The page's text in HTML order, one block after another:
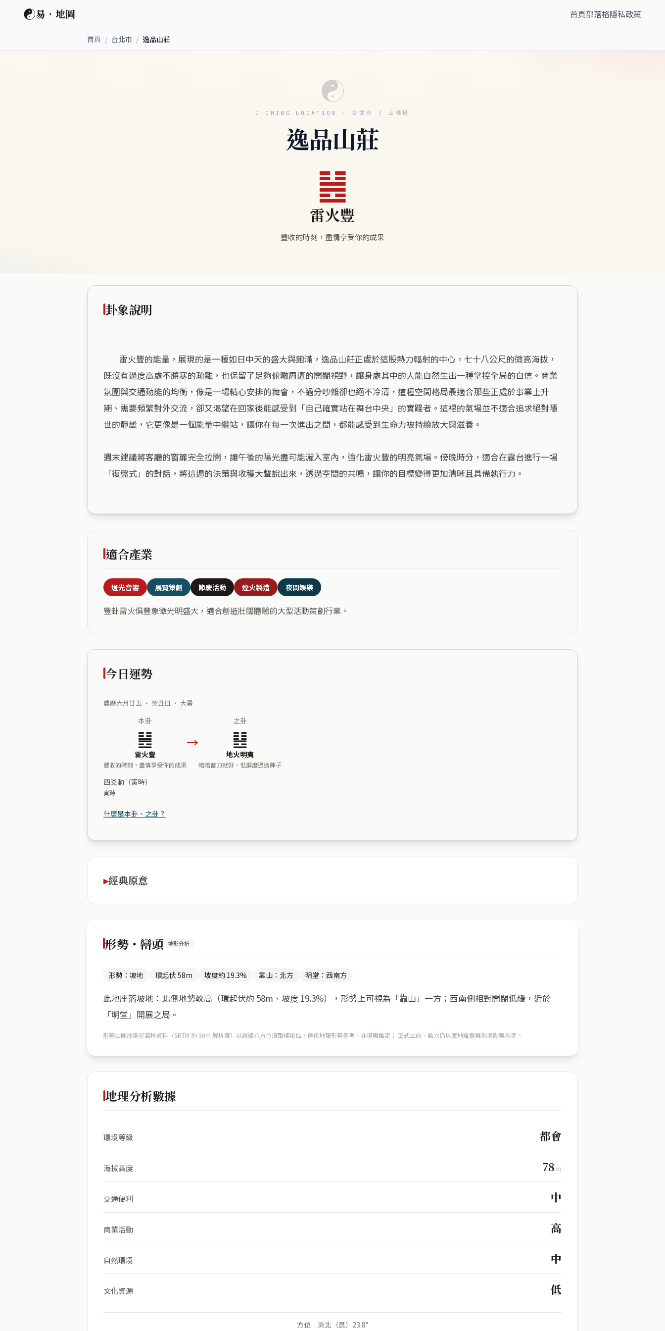
☯易．地圖 首頁部落格隱私政策
首頁 / 台北市 / 逸品山莊
☯
I-CHING LOCATION · 台北市 / 士林區
逸品山莊
䷶
雷火豐
豐收的時刻，盡情享受你的成果
卦象說明
既沒有過度高處不勝寒的疏離，也保留了足夠俯瞰周遭的開闊視野，讓身處其中的人能自然生出一種掌控全局的自信。商業
氛圍與交通動能的均衡，像是一場精心安排的舞會，不過分吵雜卻也絕不冷清，這種空間格局最適合那些正處於事業上升
期、需要頻繁對外交流，卻又渴望在回家後能感受到「自己確實站在舞台中央」的實踐者。這裡的氣場並不適合追求絕對隱
世的靜謐，它更像是一個能量中繼站，讓你在每一次進出之間，都能感受到生命力被持續放大與滋養。
週末建議將客廳的窗簾完全拉開，讓午後的陽光盡可能灑入室內，強化雷火豐的明亮氣場。傍晚時分，適合在露台進行一場
「復盤式」的對話，將這週的決策與收穫大聲說出來，透過空間的共鳴，讓你的目標變得更加清晰且具備執行力。
適合產業
燈光音響 展覽策劃 節慶活動 煙火製造 夜間娛樂
豐卦雷火俱豐象徵光明盛大，適合創造壯闊體驗的大型活動策劃行業。
今日運勢
農曆六月廿五 ・ 癸丑日 ・ 大暑
本卦
䷶
雷火豐
豐收的時刻，盡情享受你的成果
→
之卦
䷣
地火明夷
暗暗蓄力就好，低調度過這陣子
四爻動（寅時）
寅時
什麼是本卦、之卦？
經典原意
形勢・巒頭 地形分析
形勢：坡地 環起伏 58m 坡度約 19.3% 靠山：北方 明堂：西南方
此地座落坡地：北側地勢較高（環起伏約 58m、坡度 19.3%），形勢上可視為「靠山」一方；西南側相對開闊低緩，近於
「明堂」開展之局。
形勢由開放衛星高程資料（SRTM 約 30m 解析度）以周邊八方位環取樣粗估，僅供地理形勢參考、非堪輿鑑定； 正式立向、點穴仍以實地羅盤與現場勘察為準。
地理分析數據
環境等級 都會
海拔高度 78 m
交通便利 中
商業活動 高
自然環境 中
文化資源 低
方位 東北（艮）23.8°